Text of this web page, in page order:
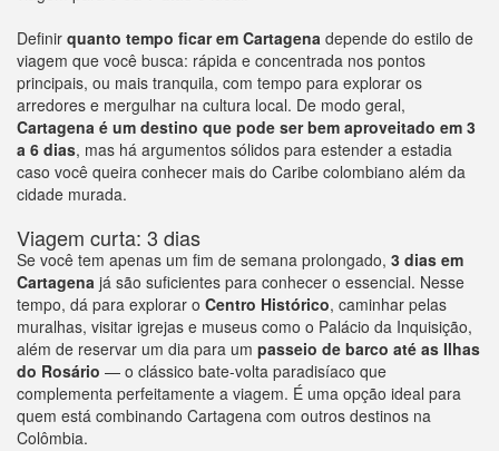
Definir quanto tempo ficar em Cartagena depende do estilo de
viagem que você busca: rápida e concentrada nos pontos
principais, ou mais tranquila, com tempo para explorar os
arredores e mergulhar na cultura local. De modo geral,
Cartagena é um destino que pode ser bem aproveitado em 3
a 6 dias, mas há argumentos sólidos para estender a estadia
caso você queira conhecer mais do Caribe colombiano além da
cidade murada.
Viagem curta: 3 dias
Se você tem apenas um fim de semana prolongado, 3 dias em
Cartagena já são suficientes para conhecer o essencial. Nesse
tempo, dá para explorar o Centro Histórico, caminhar pelas
muralhas, visitar igrejas e museus como o Palácio da Inquisição,
além de reservar um dia para um passeio de barco até as Ilhas
do Rosário — o clássico bate-volta paradisíaco que
complementa perfeitamente a viagem. É uma opção ideal para
quem está combinando Cartagena com outros destinos na
Colômbia.